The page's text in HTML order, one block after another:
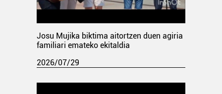
Josu Mujika biktima aitortzen duen agiria
familiari emateko ekitaldia
2026/07/29